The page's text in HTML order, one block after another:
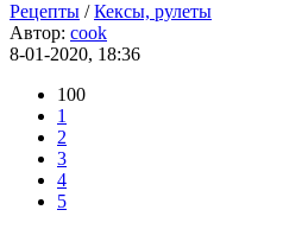
Рецепты /Кексы, рулеты
Автор: cook
8-01-2020, 18:36
100
1
2
3
4
5